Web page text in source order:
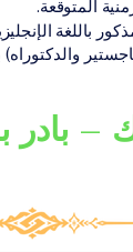
باللغة
– بادر